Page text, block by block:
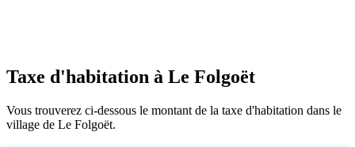
Taxe d'habitation à Le Folgoët
Vous trouverez ci-dessous le montant de la taxe d'habitation dans le
village de Le Folgoët.